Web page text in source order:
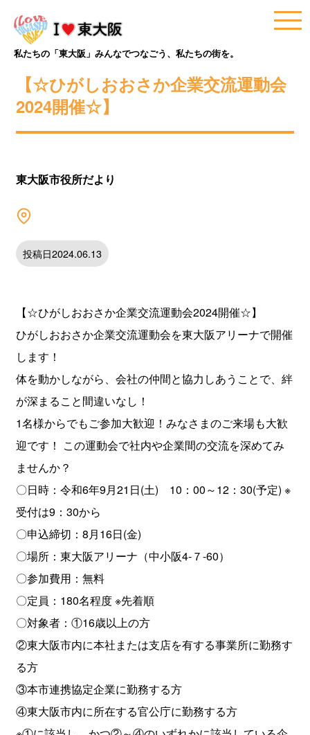
私たちの「東大阪」みんなでつなごう、私たちの街を。
【☆ひがしおおさか企業交流運動会
2024開催☆】
東大阪市役所だより
投稿日2024.06.13
【☆ひがしおおさか企業交流運動会2024開催☆】
ひがしおおさか企業交流運動会を東大阪アリーナで開催
します！
体を動かしながら、会社の仲間と協力しあうことで、絆
が深まること間違いなし！
1名様からでもご参加大歓迎！みなさまのご来場も大歓
迎です！ この運動会で社内や企業間の交流を深めてみ
ませんか？
〇日時：令和6年9月21日(土) 10：00～12：30(予定) ※
受付は9：30から
〇申込締切：8月16日(金)
〇場所：東大阪アリーナ（中小阪4-７-60）
〇参加費用：無料
〇定員：180名程度 ※先着順
〇対象者：①16歳以上の方
②東大阪市内に本社または支店を有する事業所に勤務す
る方
③本市連携協定企業に勤務する方
④東大阪市内に所在する官公庁に勤務する方